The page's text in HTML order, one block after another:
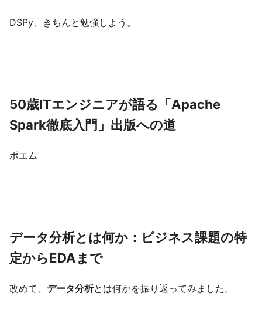
DSPy、きちんと勉強しよう。
50歳ITエンジニアが語る「Apache
Spark徹底入門」出版への道
ポエム
データ分析とは何か：ビジネス課題の特
定からEDAまで
改めて、 データ分析とは何かを振り返ってみました。